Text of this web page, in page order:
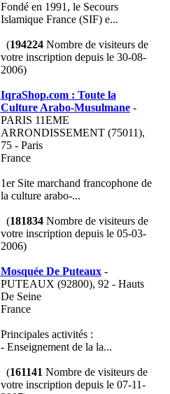
Fondé en 1991, le Secours
Islamique France (SIF) e...
(194224Nombre de visiteurs de
votre inscription depuis le 30-08-
2006)
IqraShop.com : Toute la
Culture Arabo-Musulmane-
PARIS 11EME
ARRONDISSEMENT (75011),
75 - Paris
France
1er Site marchand francophone de
la culture arabo-...
(181834Nombre de visiteurs de
votre inscription depuis le 05-03-
2006)
Mosquée De Puteaux-
PUTEAUX (92800), 92 - Hauts
De Seine
France
Principales activités :
- Enseignement de la la...
(161141 Nombre de visiteurs de
votre inscription depuis le 07-11-